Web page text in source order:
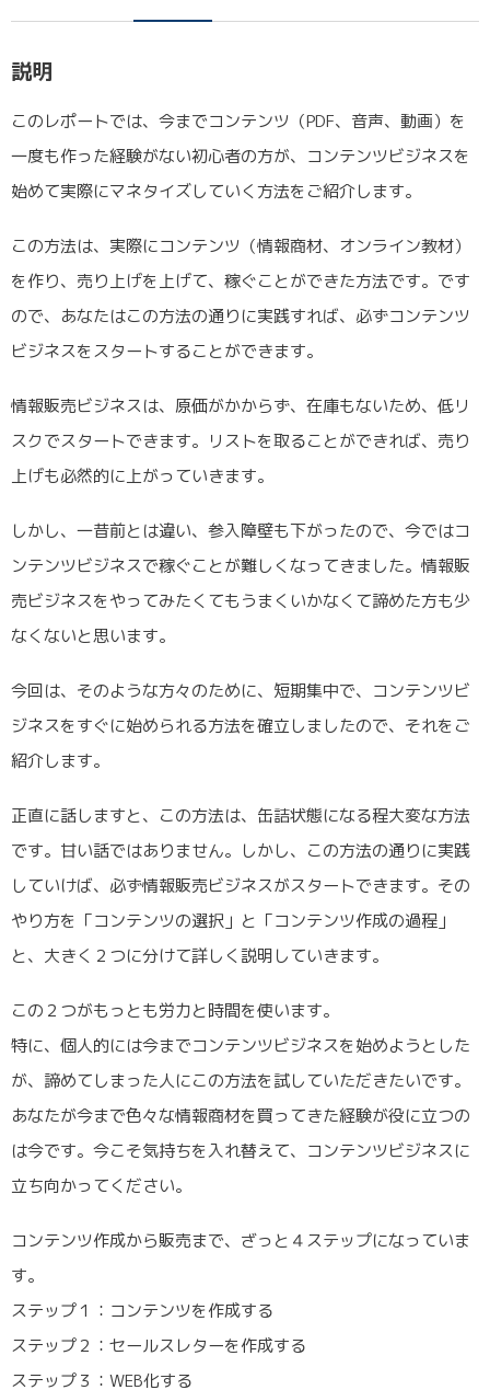
説明
このレポートでは、今までコンテンツ（PDF、音声、動画）を
一度も作った経験がない初心者の方が、コンテンツビジネスを
始めて実際にマネタイズしていく方法をご紹介します。
この方法は、実際にコンテンツ（情報商材、オンライン教材）
を作り、売り上げを上げて、稼ぐことができた方法です。です
ので、あなたはこの方法の通りに実践すれば、必ずコンテンツ
ビジネスをスタートすることができます。
情報販売ビジネスは、原価がかからず、在庫もないため、低リ
スクでスタートできます。リストを取ることができれば、売り
上げも必然的に上がっていきます。
しかし、一昔前とは違い、参入障壁も下がったので、今ではコ
ンテンツビジネスで稼ぐことが難しくなってきました。情報販
売ビジネスをやってみたくてもうまくいかなくて諦めた方も少
なくないと思います。
今回は、そのような方々のために、短期集中で、コンテンツビ
ジネスをすぐに始められる方法を確立しましたので、それをご
紹介します。
正直に話しますと、この方法は、缶詰状態になる程大変な方法
です。甘い話ではありません。しかし、この方法の通りに実践
していけば、必ず情報販売ビジネスがスタートできます。その
やり方を「コンテンツの選択」と「コンテンツ作成の過程」
と、大きく２つに分けて詳しく説明していきます。
この２つがもっとも労力と時間を使います。
特に、個人的には今までコンテンツビジネスを始めようとした
が、諦めてしまった人にこの方法を試していただきたいです。
あなたが今まで色々な情報商材を買ってきた経験が役に立つの
は今です。今こそ気持ちを入れ替えて、コンテンツビジネスに
立ち向かってください。
コンテンツ作成から販売まで、ざっと４ステップになっていま
す。
ステップ１：コンテンツを作成する
ステップ２：セールスレターを作成する
ステップ３：WEB化する